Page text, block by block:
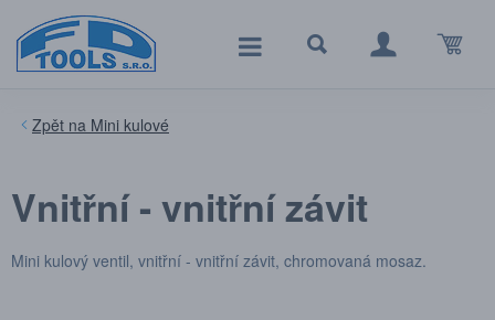
Mini kulové
Vnitřní - vnitřní závit
Mini kulový ventil, vnitřní - vnitřní závit, chromovaná mosaz.